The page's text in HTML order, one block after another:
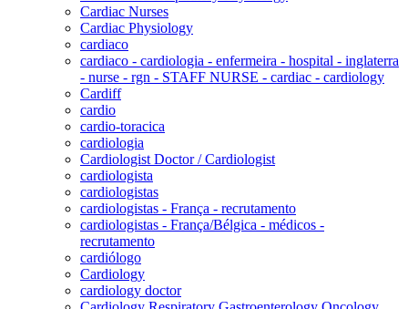
Cardiac Nurses
Cardiac Physiology
cardiaco
cardiaco - cardiologia - enfermeira - hospital - inglaterra
- nurse - rgn - STAFF NURSE - cardiac - cardiology
Cardiff
cardio
cardio-toracica
cardiologia
Cardiologist Doctor / Cardiologist
cardiologista
cardiologistas
cardiologistas - França - recrutamento
cardiologistas - França/Bélgica - médicos -
recrutamento
cardiólogo
Cardiology
cardiology doctor